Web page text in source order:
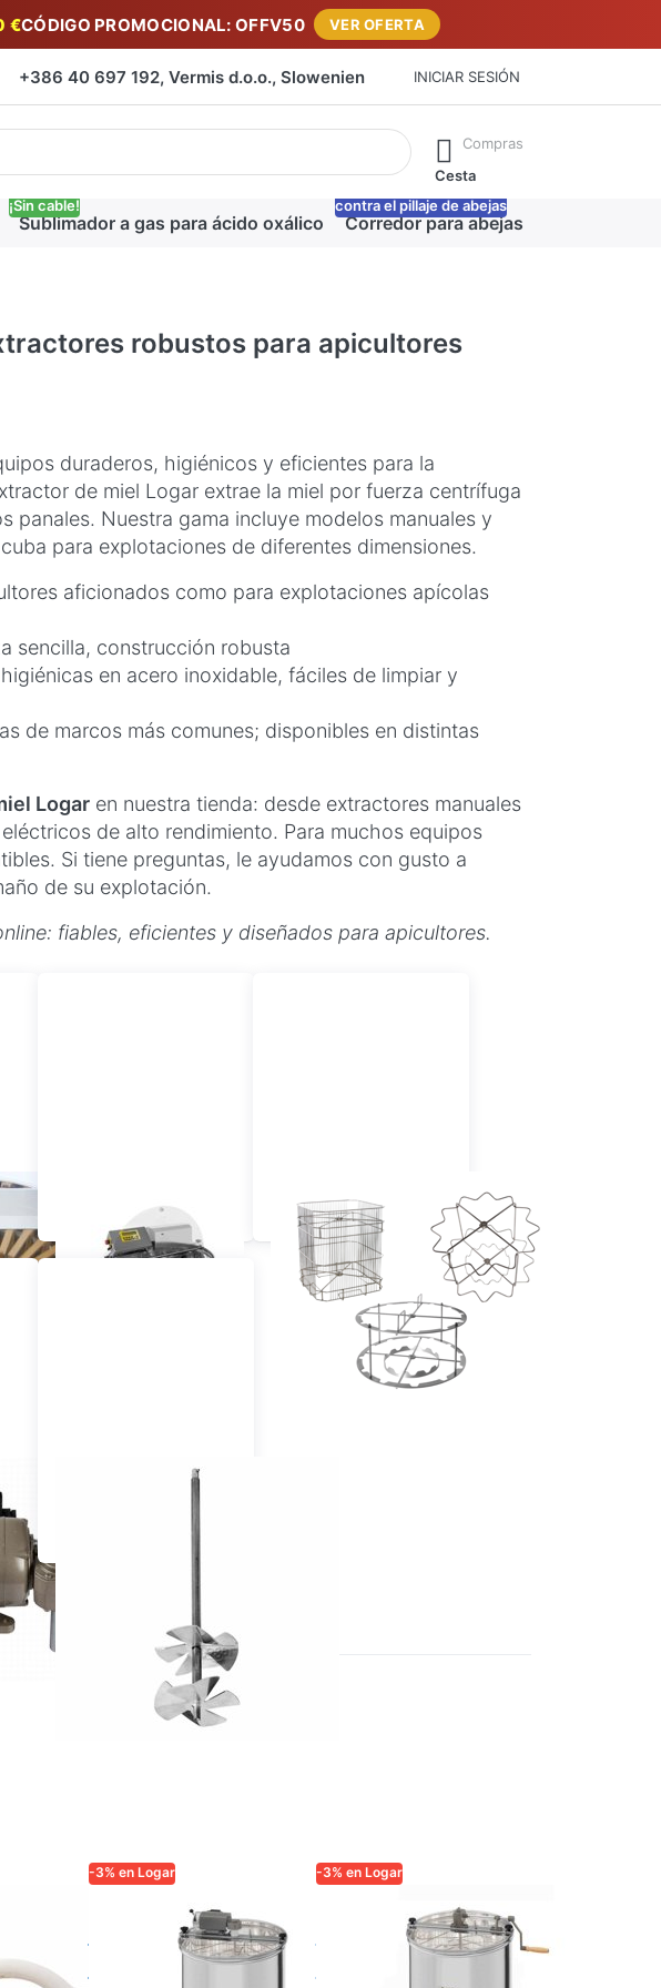
€CÓDIGO PROMOCIONAL: OFFV50 VER OFERTA
+386 40 697 192, Vermis d.o.o., Slowenien INICIAR SESIÓN
aparecen automáticamente a medida que escribe. Pulse la tecla Intro para
Compras
Cesta
Sublimador a gas para ácido oxálico
¡Sin cable!
Corredor para abejas
contra el pillaje de abejas
robustos para apicultores
duraderos, higiénicos y eficientes para la
de miel Logar extrae la miel por fuerza centrífuga
panales. Nuestra gama incluye modelos manuales y
para explotaciones de diferentes dimensiones.
aficionados como para explotaciones apícolas
sencilla, construcción robusta
en acero inoxidable, fáciles de limpiar y
de marcos más comunes; disponibles en distintas
Logar en nuestra tienda: desde extractores manuales
de alto rendimiento. Para muchos equipos
Si tiene preguntas, le ayudamos con gusto a
de su explotación.
fiables, eficientes y diseñados para apicultores.
automático
Cestos (acero
inoxidable)
Repuestos &
accesorios para
-3% en Logar
centrífuga 3
-3% en Logar
Extractor
Logar para 3